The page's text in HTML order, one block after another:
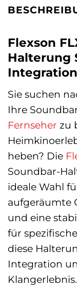
Flexson
Halterung
Sie suchen
Ihre
Fernseher zu
heben? Die
Soundbar-
ideale Wahl
aufgeräumte
und eine
für
diese
Integration
Klangerlebnis.